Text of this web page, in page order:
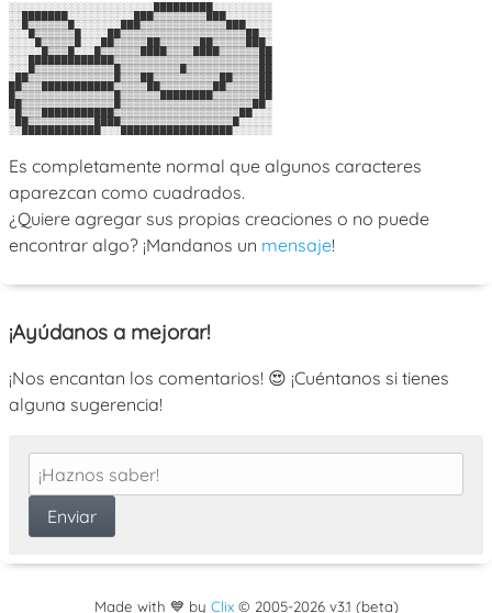
░░░░░░░░░░░░░░░░░░░░░░█████████░░░░░░░░░
░░███████░░░░░░░░░░███▒▒▒▒▒▒▒▒███░░░░░░░
░░█▒▒▒▒▒▒█░░░░░░░███▒▒▒▒▒▒▒▒▒▒▒▒▒███░░░░
░░░█▒▒▒▒▒▒█░░░░██▒▒▒▒▒▒▒▒▒▒▒▒▒▒▒▒▒▒▒██░░
░░░░█▒▒▒▒▒█░░░██▒▒▒▒▒██▒▒▒▒▒▒██▒▒▒▒▒███░
░░░░░█▒▒▒█░░░█▒▒▒▒▒▒████▒▒▒▒████▒▒▒▒▒▒██
░░░█████████████▒▒▒▒▒▒▒▒▒▒▒▒▒▒▒▒▒▒▒▒▒▒██
░░░█▒▒▒▒▒▒▒▒▒▒▒▒█▒▒▒▒▒▒▒▒▒█▒▒▒▒▒▒▒▒▒▒▒██
░██▒▒▒▒▒▒▒▒▒▒▒▒▒█▒▒▒██▒▒▒▒▒▒▒▒▒▒██▒▒▒▒██
██▒▒▒███████████▒▒▒▒▒██▒▒▒▒▒▒▒▒██▒▒▒▒▒██
█▒▒▒▒▒▒▒▒▒▒▒▒▒▒▒█▒▒▒▒▒▒████████▒▒▒▒▒▒▒██
██▒▒▒▒▒▒▒▒▒▒▒▒▒▒█▒▒▒▒▒▒▒▒▒▒▒▒▒▒▒▒▒▒▒▒██░
░█▒▒▒███████████▒▒▒▒▒▒▒▒▒▒▒▒▒▒▒▒▒▒▒██░░░
░██▒▒▒▒▒▒▒▒▒▒████▒▒▒▒▒▒▒▒▒▒▒▒▒▒▒▒▒█░░░░░
Es completamente normal que algunos caracteres
aparezcan como cuadrados.
¿Quiere agregar sus propias creaciones o no puede
encontrar algo? ¡Mandanos un mensaje!
¡Ayúdanos a mejorar!
¡Nos encantan los comentarios! 😍 ¡Cuéntanos si tienes
alguna sugerencia!
Made with 💙 by Clix© 2005-2026 v3.1 (beta)